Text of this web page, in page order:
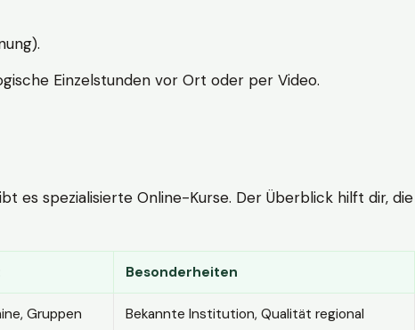
Einzelstunden vor Ort oder per Video.
es spezialisierte Online-Kurse. Der Überblick hilft dir, die
Besonderheiten
Gruppen
Bekannte Institution, Qualität regional